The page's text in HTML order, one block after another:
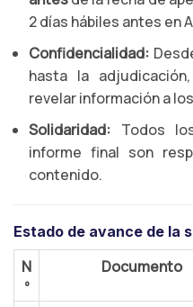
2 días hábiles antes en
Confidencialidad:
hasta la
revelar información a
Solidaridad: Todos
informe final son
contenido.
Estado de avance de la
N
º
Documento